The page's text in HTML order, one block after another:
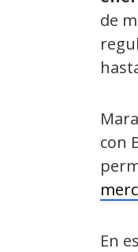
de
con
En